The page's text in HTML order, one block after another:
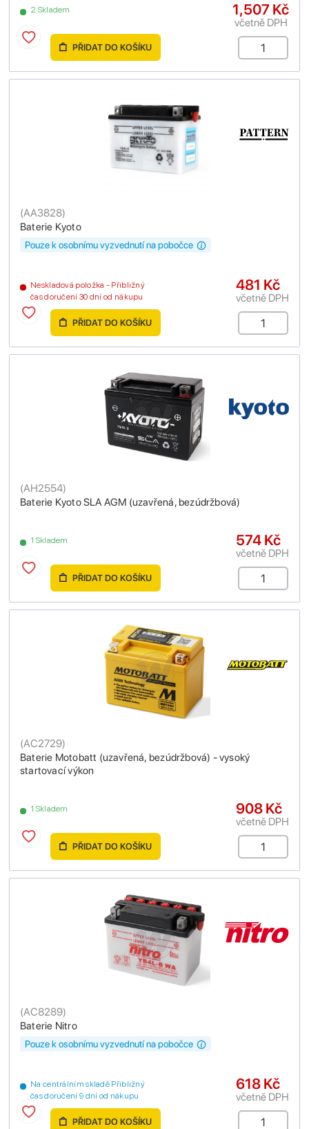
2 Skladem 1,507 Kč
včetně DPH
PŘIDAT DO KOŠÍKU
Baterie Kyoto
(AA3828)
Neskladová položka - Přibližný
čas doručení 30 dní od nákupu
Pouze k osobnímu vyzvednutí na pobočce
481 Kč
včetně DPH
PŘIDAT DO KOŠÍKU
Baterie Kyoto SLA AGM (uzavřená, bezúdržbová)
(AH2554)
1 Skladem 574 Kč
včetně DPH
PŘIDAT DO KOŠÍKU
Baterie Motobatt (uzavřená, bezúdržbová) - vysoký
startovací výkon
(AC2729)
1 Skladem 908 Kč
včetně DPH
PŘIDAT DO KOŠÍKU
Baterie Nitro
(AC8289)
Na centrálním skladě Přibližný
čas doručení 9 dní od nákupu
Pouze k osobnímu vyzvednutí na pobočce
618 Kč
včetně DPH
PŘIDAT DO KOŠÍKU